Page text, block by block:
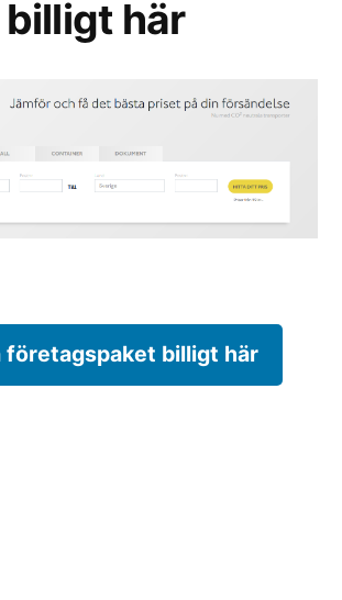
billigt här
företagspaket billigt här